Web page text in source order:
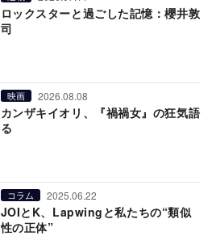
ロックスターと過ごした記憶：櫻井敦
司
映画 2026.08.08
カンザキイオリ、『禍禍女』の狂気語
る
コラム 2025.06.22
JOIとK、Lapwingと私たちの“類似
性の正体”